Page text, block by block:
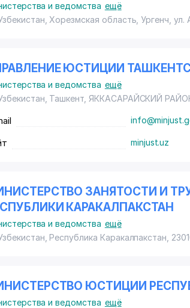
и ведомства ещё
Хорезмская область, Ургенч, ул.
ЮСТИЦИИ
и ведомства ещё
Ташкент, ЯККАСАРАЙСКИЙ
minjust.uz
ЗАНЯТОСТИ И
КАРАКАЛПАКСТАН
и ведомства ещё
Республика Каракалпакстан,
ЮСТИЦИИ
и ведомства ещё